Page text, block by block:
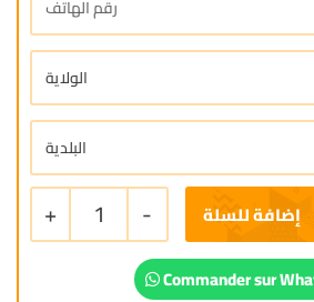
+ 1 - إضافة للسلة
Commander sur